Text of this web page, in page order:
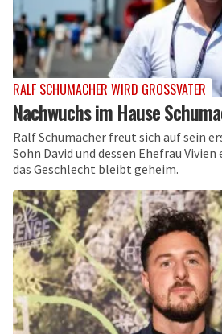
RALF SCHUMACHER WIRD GROSSVATER
Nachwuchs im Hause
Ralf Schumacher freut sich auf sein
Sohn David und dessen Ehefrau
das Geschlecht bleibt geheim.